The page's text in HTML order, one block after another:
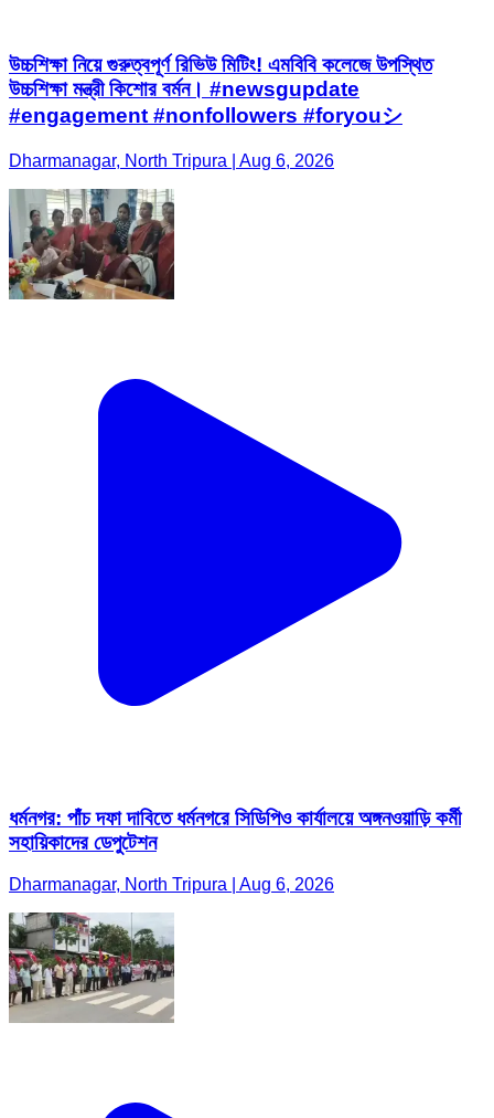
উচ্চশিক্ষা নিয়ে গুরুত্বপূর্ণ রিভিউ মিটিং! এমবিবি কলেজে উপস্থিত
উচ্চশিক্ষা মন্ত্রী কিশোর বর্মন। #newsgupdate
#engagement #nonfollowers #foryouシ
Dharmanagar, North Tripura | Aug 6, 2026
ধর্মনগর: পাঁচ দফা দাবিতে ধর্মনগরে সিডিপিও কার্যালয়ে অঙ্গনওয়াড়ি কর্মী
সহায়িকাদের ডেপুটেশন
Dharmanagar, North Tripura | Aug 6, 2026